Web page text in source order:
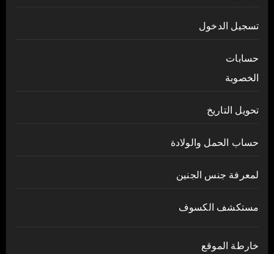
تسجيل الدخول
حسابات
الخصوبة
تحويل التاريخ
حساب الحمل والولادة
لمعرفة جنس الجنين
مستكشف الكسوف
خارطة الموقع